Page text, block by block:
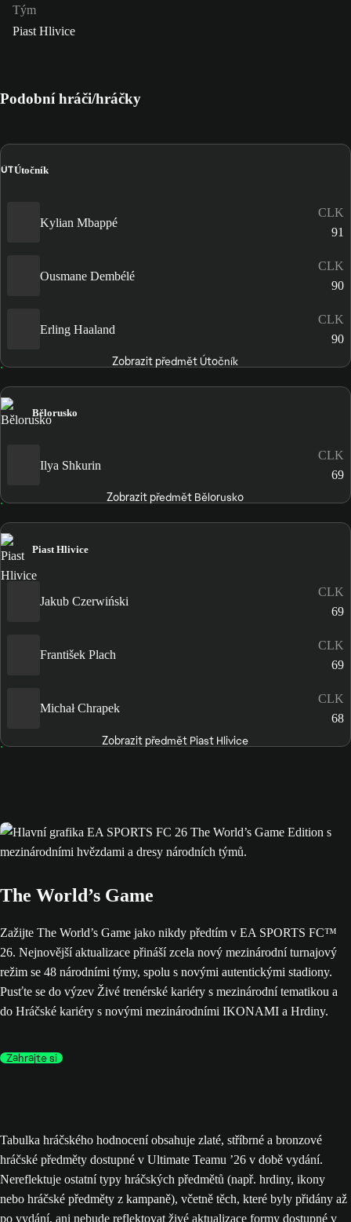
Tým
Piast Hlivice
Podobní hráči/hráčky
ÚTÚtočník
Kylian Mbappé
CLK
91
Ousmane Dembélé
CLK
90
Erling Haaland
CLK
90
Zobrazit předmět Útočník
Bělorusko
Ilya Shkurin
CLK
69
Zobrazit předmět Bělorusko
Piast Hlivice
Jakub Czerwiński
CLK
69
František Plach
CLK
69
Michał Chrapek
CLK
68
Zobrazit předmět Piast Hlivice
The World’s Game
Zažijte The World’s Game jako nikdy předtím v EA SPORTS FC™
26. Nejnovější aktualizace přináší zcela nový mezinárodní turnajový
režim se 48 národními týmy, spolu s novými autentickými stadiony.
Pusťte se do výzev Živé trenérské kariéry s mezinárodní tematikou a
do Hráčské kariéry s novými mezinárodními IKONAMI a Hrdiny.
Zahrajte si
Tabulka hráčského hodnocení obsahuje zlaté, stříbrné a bronzové
hráčské předměty dostupné v Ultimate Teamu ’26 v době vydání.
Nereflektuje ostatní typy hráčských předmětů (např. hrdiny, ikony
nebo hráčské předměty z kampaně), včetně těch, které byly přidány až
po vydání, ani nebude reflektovat živé aktualizace formy dostupné v